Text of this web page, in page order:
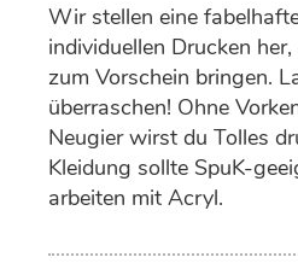
Wir stellen eine
individuellen Drucken
zum Vorschein bringen.
überraschen! Ohne
Neugier wirst du Tolles
Kleidung sollte SpuK-
arbeiten mit Acryl.